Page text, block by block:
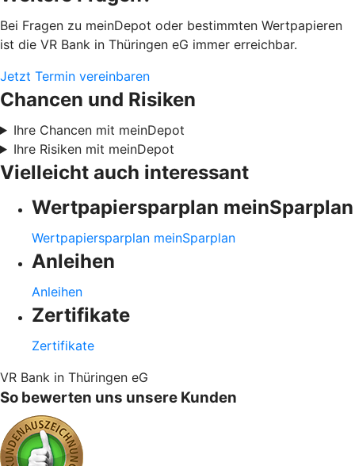
Bei Fragen zu meinDepot oder bestimmten Wertpapieren
ist die VR Bank in Thüringen eG immer erreichbar.
Jetzt Termin vereinbaren
Chancen und Risiken
Ihre Chancen mit meinDepot
Ihre Risiken mit meinDepot
Vielleicht auch interessant
Wertpapiersparplan meinSparplan
Wertpapiersparplan meinSparplan
Anleihen
Anleihen
Zertifikate
Zertifikate
VR Bank in Thüringen eG
So bewerten uns unsere Kunden